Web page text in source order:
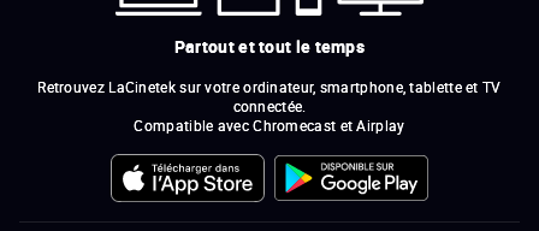
Partout et tout le temps
Retrouvez LaCinetek sur votre ordinateur, smartphone, tablette et TV
connectée.
Compatible avec Chromecast et Airplay